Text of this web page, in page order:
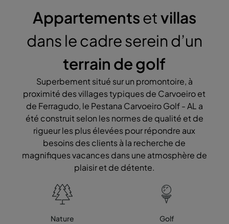
Appartementsetvillas
dans le cadre serein d’un
terrain de golf
Superbement situé sur un promontoire, à
proximité des villages typiques de Carvoeiro et
de Ferragudo, le Pestana Carvoeiro Golf - AL a
été construit selon les normes de qualité et de
rigueur les plus élevées pour répondre aux
besoins des clients à la recherche de
magnifiques vacances dans une atmosphère de
plaisir et de détente.
Nature Golf